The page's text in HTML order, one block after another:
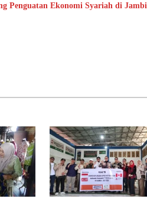
Penguatan Ekonomi Syariah di Jambi